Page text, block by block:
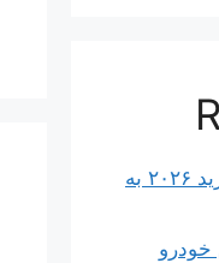
ورود تویوتا کرولا کراس هایبرید ۲۰۲۶ به